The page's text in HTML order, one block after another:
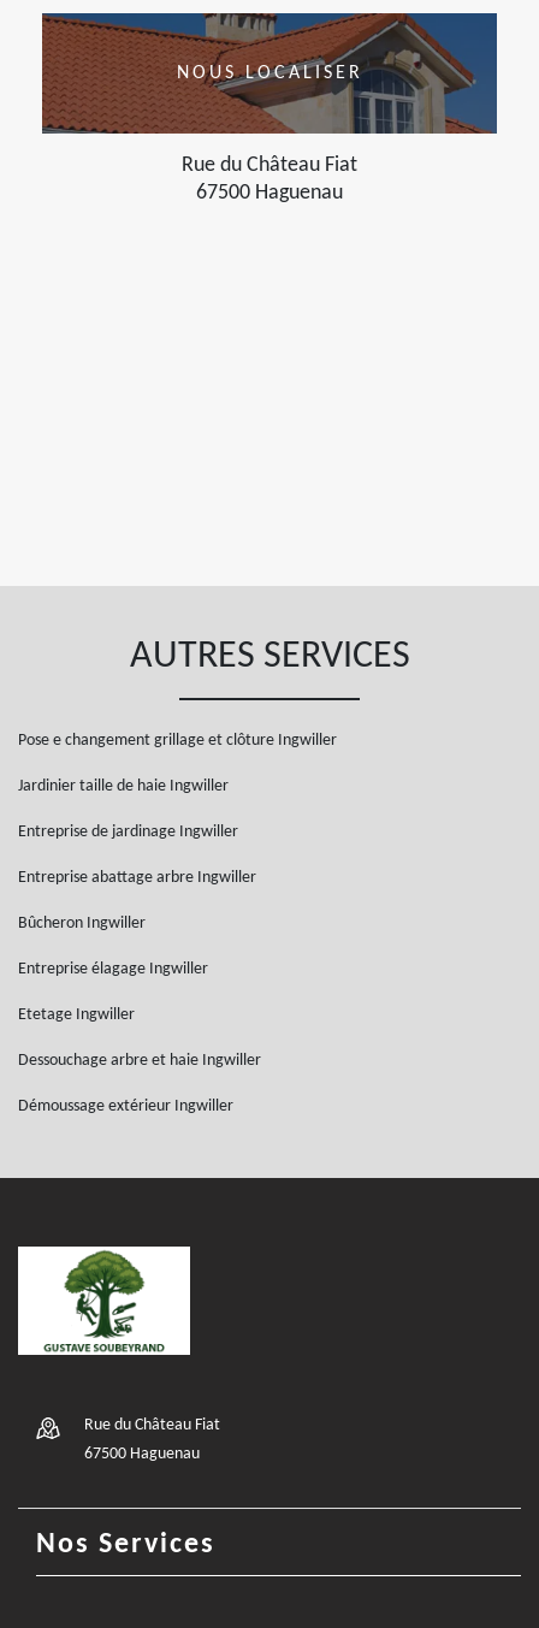
NOUS LOCALISER
Rue du Château Fiat
67500 Haguenau
AUTRES SERVICES
Pose e changement grillage et clôture Ingwiller
Jardinier taille de haie Ingwiller
Entreprise de jardinage Ingwiller
Entreprise abattage arbre Ingwiller
Bûcheron Ingwiller
Entreprise élagage Ingwiller
Etetage Ingwiller
Dessouchage arbre et haie Ingwiller
Démoussage extérieur Ingwiller
Rue du Château Fiat
67500 Haguenau
Nos Services